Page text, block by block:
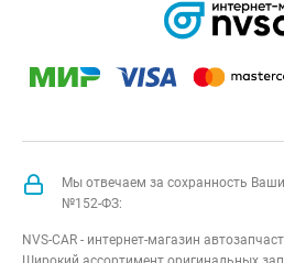
Мы отвечаем за сохранность
№152-ФЗ:
NVS-CAR - интернет-магазин